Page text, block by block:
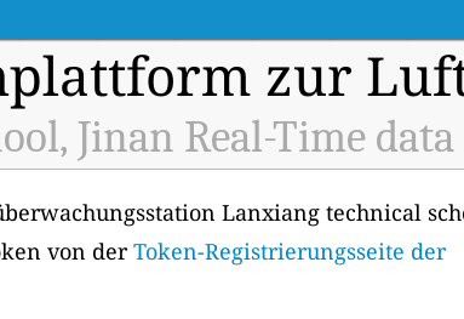
zur
Jinan Real-Time data
Lanxiang technical
von derToken-Registrierungsseite der